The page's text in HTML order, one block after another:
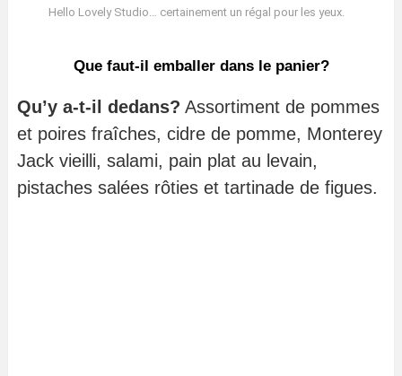
Hello Lovely Studio… certainement un régal pour les yeux.
Que faut-il emballer dans le panier?
Qu’y a-t-il dedans? Assortiment de pommes
et poires fraîches, cidre de pomme, Monterey
Jack vieilli, salami, pain plat au levain,
pistaches salées rôties et tartinade de figues.